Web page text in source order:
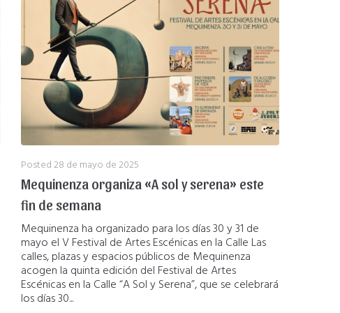
Posted28 de mayo de 2025
Mequinenza organiza «A sol y serena» este
fin de semana
Mequinenza ha organizado para los días 30 y 31 de
mayo el V Festival de Artes Escénicas en la Calle Las
calles, plazas y espacios públicos de Mequinenza
acogen la quinta edición del Festival de Artes
Escénicas en la Calle “A Sol y Serena”, que se celebrará
los días 30...